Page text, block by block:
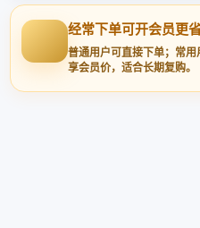
经常下单可开会员更
普通用户可直接下单；常用
享会员价，适合长期复购。